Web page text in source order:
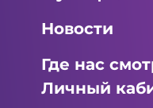
Новости
Где нас
Личный